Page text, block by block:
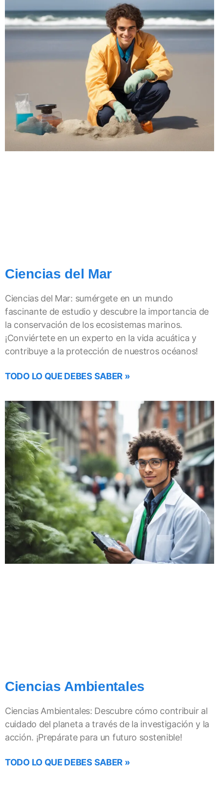
Ciencias del Mar
Ciencias del Mar: sumérgete en un mundo
fascinante de estudio y descubre la importancia de
la conservación de los ecosistemas marinos.
¡Conviértete en un experto en la vida acuática y
contribuye a la protección de nuestros océanos!
TODO LO QUE DEBES SABER »
Ciencias Ambientales
Ciencias Ambientales: Descubre cómo contribuir al
cuidado del planeta a través de la investigación y la
acción. ¡Prepárate para un futuro sostenible!
TODO LO QUE DEBES SABER »